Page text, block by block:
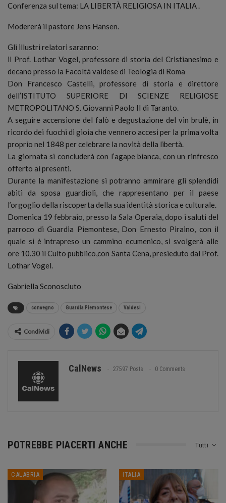
Conferenza sul tema: LA LIBERTÀ RELIGIOSA IN ITALIA .
Modererà il pastore Jens Hansen.
Gli illustri relatori saranno:
il Prof. Lothar Vogel, professore di storia del Cristianesimo e
decano presso la Facoltà valdese di Teologia di Roma
Don Francesco Castelli, professore di storia e direttore
dell’ISTITUTO SUPERIORE DI SCIENZE RELIGIOSE
METROPOLITANO S. Giovanni Paolo II di Taranto.
A seguire accensione del falò e degustazione del vin brulè, in
ricordo dei fuochi di gioia che vennero accesi per la prima volta
proprio nel 1848 per celebrare la novità della libertà.
La giornata si concluderà con l’agape bianca, con un rinfresco
offerto ai presenti.
Durante la manifestazione si potranno ammirare gli splendidi
abiti da sposa guardioli, che rappresentano per il paese
l’orgoglio della riscoperta della sua identità storica e culturale.
Domenica 19 febbraio, presso la Sala Operaia, dopo i saluti del
parroco di Guardia Piemontese, Don Ernesto Piraino, con il
quale si è intrapreso un cammino ecumenico, si svolgerà alle
ore 10.30 il Culto pubblico,con Santa Cena, presieduto dal Prof.
Lothar Vogel.
Gabriella Sconosciuto
convegno Guardia Piemontese Valdesi
Condividi
CalNews 27597 Posts 0 Comments
Tutti
POTREBBE PIACERTI ANCHE
CALABRIA ITALIA